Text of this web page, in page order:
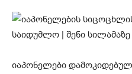
იაპონელები